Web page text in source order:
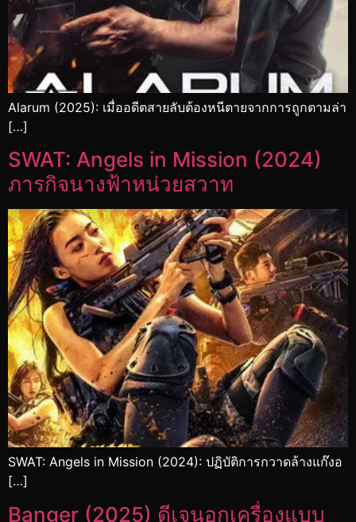
Alarum (2025): เมื่ออดีตสายลับต้องหนีตายจากการถูกตามล่า
[…]
SWAT: Angels in Mission (2024)
ภารกิจนางฟ้าหน่วยสวาท
SWAT: Angels in Mission (2024): ปฏิบัติการกวาดล้างแก๊งอ
[…]
Banger (2025) ดีเจนอกเครื่องแบบ